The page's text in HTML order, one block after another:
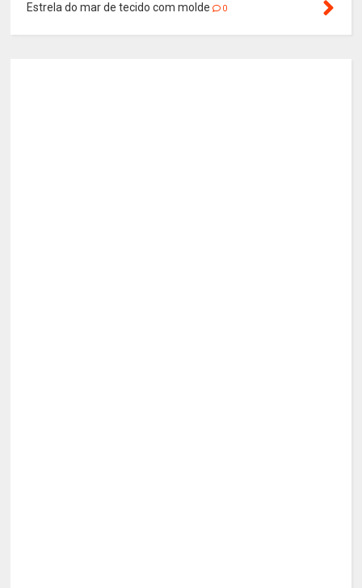
Estrela do mar de tecido com molde 0